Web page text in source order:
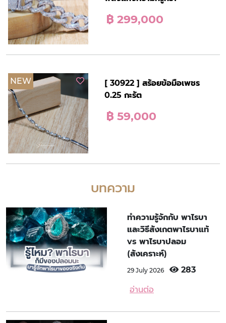
฿ 299,000
NEW
[ 30922 ] สร้อยข้อมือเพชร
0.25 กะรัต
฿ 59,000
บทความ
ทำความรู้จักกับ พาไรบา
และวิธีสังเกตพาไรบาแท้
vs พาไรบาปลอม
(สังเคราะห์)
29 July 2026 283
อ่านต่อ